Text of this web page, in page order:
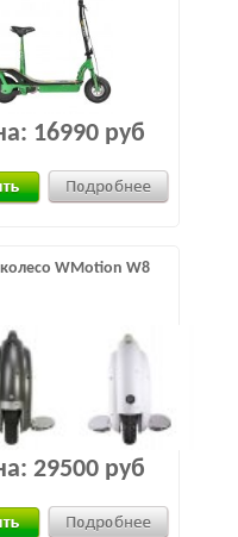
16990 руб
WMotion W8
29500 руб